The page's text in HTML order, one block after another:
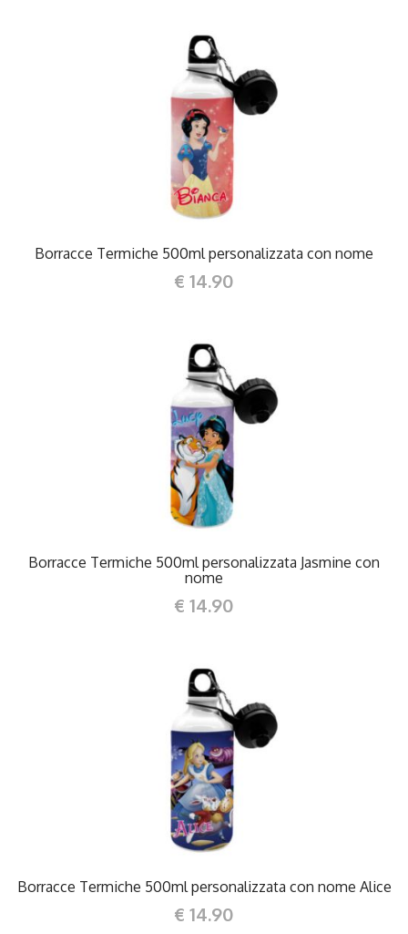
DETTAGLI
Borracce Termiche 500ml personalizzata con nome
€ 14.90
DETTAGLI
Borracce Termiche 500ml personalizzata Jasmine con
nome
€ 14.90
DETTAGLI
Borracce Termiche 500ml personalizzata con nome Alice
€ 14.90